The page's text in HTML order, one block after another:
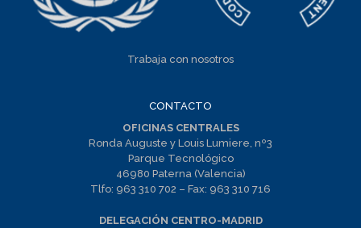
Trabaja con nosotros
CONTACTO
OFICINAS CENTRALES
Ronda Auguste y Louis Lumiere, nº3
Parque Tecnológico
46980 Paterna (Valencia)
Tlfo: 963 310 702 – Fax: 963 310 716
DELEGACIÓN CENTRO-MADRID